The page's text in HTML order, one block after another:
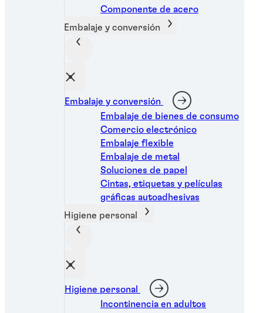
Componente de acero
Embalaje y conversión
Embalaje y conversión
Embalaje de bienes de consumo
Comercio electrónico
Embalaje flexible
Embalaje de metal
Soluciones de papel
Cintas, etiquetas y películas
gráficas autoadhesivas
Higiene personal
Higiene personal
Incontinencia en adultos
Traba-roscas o fijadores de roscas
LOCTITE®
Fijador de roscas morado de baja resistencia para
sujetadores pequeños
Ver más productos